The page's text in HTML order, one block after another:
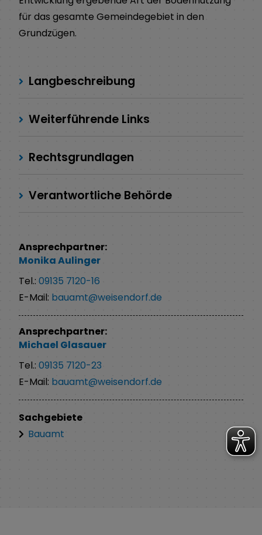
für das gesamte Gemeindegebiet in den
Grundzügen.
Langbeschreibung
Weiterführende Links
Rechtsgrundlagen
Verantwortliche Behörde
Ansprechpartner:
MonikaAulinger
Tel.: 09135 7120-16
E-Mail: bauamt@weisendorf.de
Ansprechpartner:
Michael Glasauer
Tel.: 09135 7120-23
E-Mail: bauamt@weisendorf.de
Sachgebiete
Bauamt